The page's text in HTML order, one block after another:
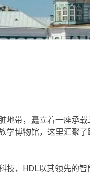
地带，矗立着一座承
学博物馆，这里汇聚
技，HDL以其领先的